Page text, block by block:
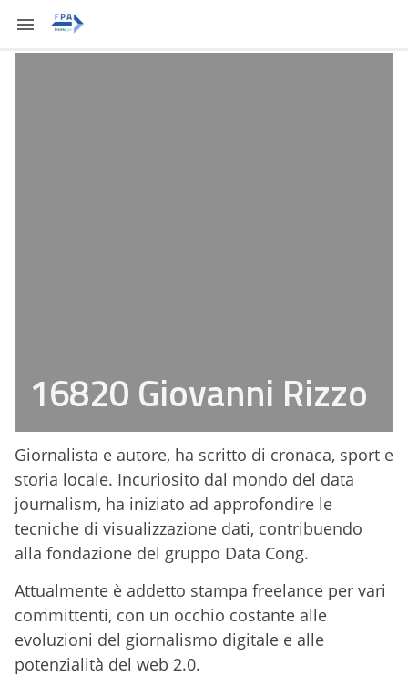
16820 Giovanni Rizzo
Giornalista e autore, ha scritto di cronaca, sport e
storia locale. Incuriosito dal mondo del data
journalism, ha iniziato ad approfondire le
tecniche di visualizzazione dati, contribuendo
alla fondazione del gruppo Data Cong.
Attualmente è addetto stampa freelance per vari
committenti, con un occhio costante alle
evoluzioni del giornalismo digitale e alle
potenzialità del web 2.0.